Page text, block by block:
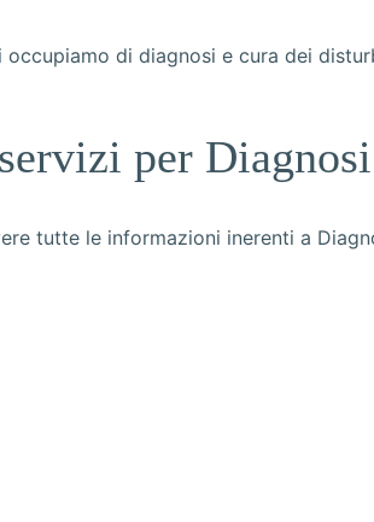
di diagnosi e cura dei
per